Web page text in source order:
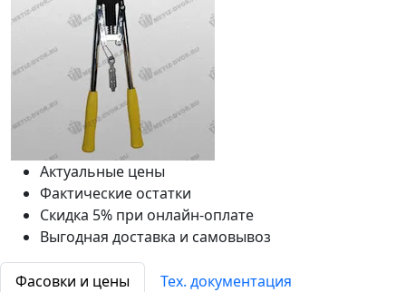
Актуальные цены
Фактические остатки
Скидка 5% при онлайн-оплате
Выгодная доставка и самовывоз
Фасовки и цены
Тех. документация